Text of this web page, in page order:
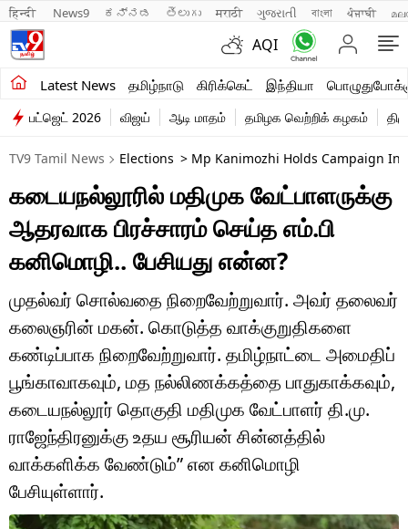
हिन्दी News9 ಕನ್ನಡ తెలుగు मराठी ગુજરાતી বাংলা ਪੰਜਾਬੀ
AQI
Latest News தமிழ்நாடு கிரிக்கெட் இந்தியா
சமீபத்திய செய்திகள்
தமிழ்நாடு
இந்தியா
உலகம்
விளையாட்டு
பொழுதுபோக்கு
லைஃப்ஸ்டைல்
வணிகம்
டெக்னாலஜி
ஆன்மீகம்
வைரல்
பட்ஜெட் 2026 விஜய் ஆடி மாதம் தமிழக வெற்றிக் கழகம்
TV9 Tamil News Elections > Mp Kanimozhi Holds Campaign In
கடையநல்லூரில் மதிமுக வேட்பாளருக்கு
ஆதரவாக பிரச்சாரம் செய்த எம்.பி
கனிமொழி.. பேசியது என்ன?
முதல்வர் சொல்வதை நிறைவேற்றுவார். அவர் தலைவர்
கலைஞரின் மகன். கொடுத்த வாக்குறுதிகளை
கண்டிப்பாக நிறைவேற்றுவார். தமிழ்நாட்டை அமைதிப்
பூங்காவாகவும், மத நல்லிணக்கத்தை பாதுகாக்கவும்,
கடையநல்லூர் தொகுதி மதிமுக வேட்பாளர் தி.மு.
ராஜேந்திரனுக்கு உதய சூரியன் சின்னத்தில்
வாக்களிக்க வேண்டும்” என கனிமொழி
பேசியுள்ளார்.